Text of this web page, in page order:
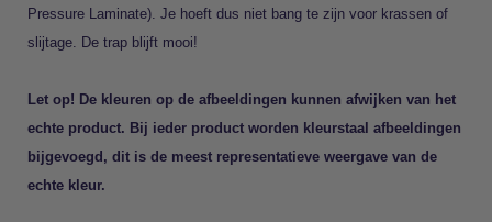
Pressure Laminate). Je hoeft dus niet bang te zijn voor krassen of
slijtage. De trap blijft mooi!
Let op! De kleuren op de afbeeldingen kunnen afwijken van het
echte product. Bij ieder product worden kleurstaal afbeeldingen
bijgevoegd, dit is de meest representatieve weergave van de
echte kleur.